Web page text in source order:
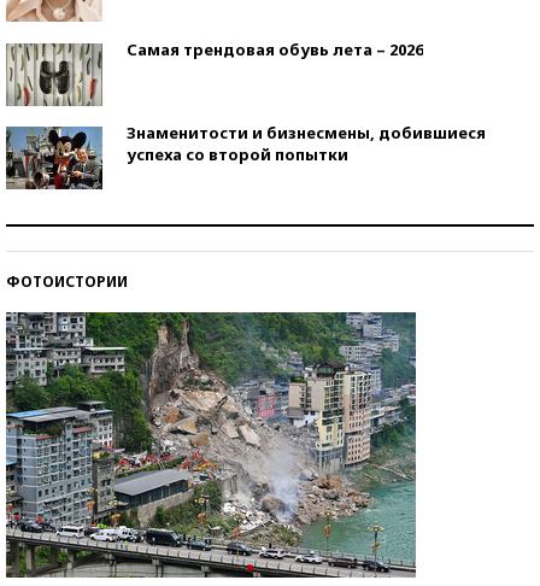
Самая трендовая обувь лета – 2026
Знаменитости и бизнесмены, добившиеся
успеха со второй попытки
ФОТОИСТОРИИ